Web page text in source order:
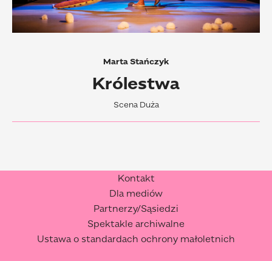
Marta Stańczyk
Królestwa
Scena Duża
Kontakt
Dla mediów
Partnerzy/Sąsiedzi
Spektakle archiwalne
Ustawa o standardach ochrony małoletnich